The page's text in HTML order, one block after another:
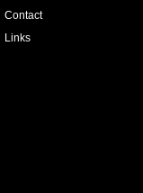
Contact
Links